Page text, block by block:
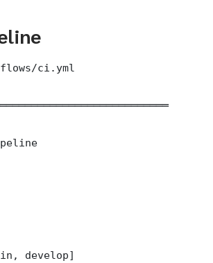
ci.yml
develop]